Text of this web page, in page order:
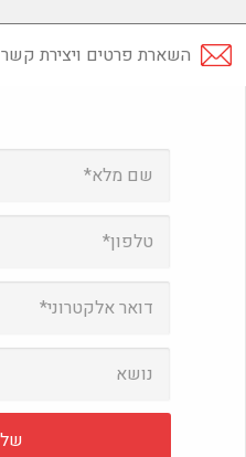
השארת פרטים ויצירת קשר